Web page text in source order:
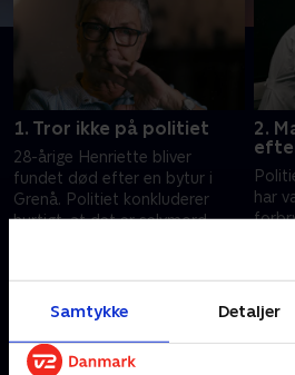
Samtykke Detaljer
1. Tror ikke på politiet
28-årige Henriette bliver
fundet død efter en bytur i
Grenå. Politiet konkluderer
hurtigt, at det er selvmord.
2.
har
Andre så også